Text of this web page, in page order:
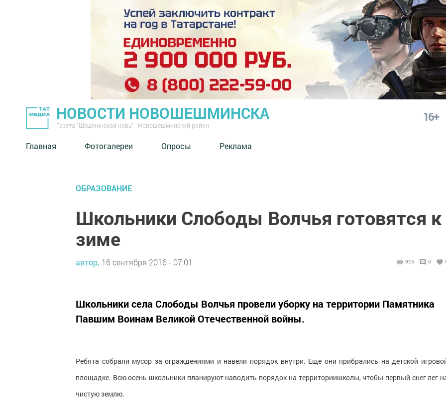
НОВОСТИ НОВОШЕШМИНСКА
Газета "Шешминская новь" - Новошешминский район
16+
Главная Фотогалереи Опросы Реклама
ОБРАЗОВАНИЕ
Школьники Слободы Волчья готовятся к
зиме
автор, 16 сентября 2016 - 07:01 925 0
Школьники села Слободы Волчья провели уборку на территории Памятника
Павшим Воинам Великой Отечественной войны.
Ребята собрали мусор за ограждениями и навели порядок внутри. Еще они прибрались на детской
площадке. Всю осень школьники планируют наводить порядок на территориишколы, чтобы первый снег лег
чистую землю.